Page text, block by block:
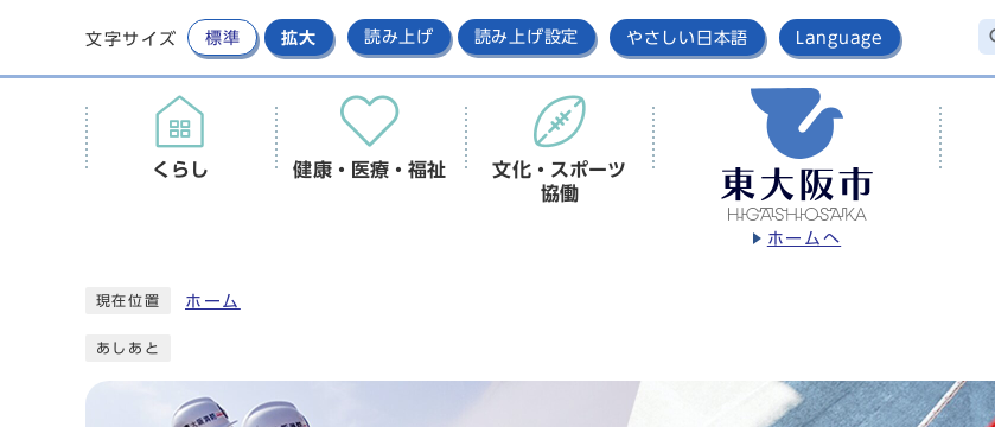
文字サイズ 標準 拡大 読み上げ 読み上げ設定 やさしい日本語 Language
ホームへ
くらし 健康・医療・福祉
文化・スポーツ
協働
現在位置 ホーム
あしあと